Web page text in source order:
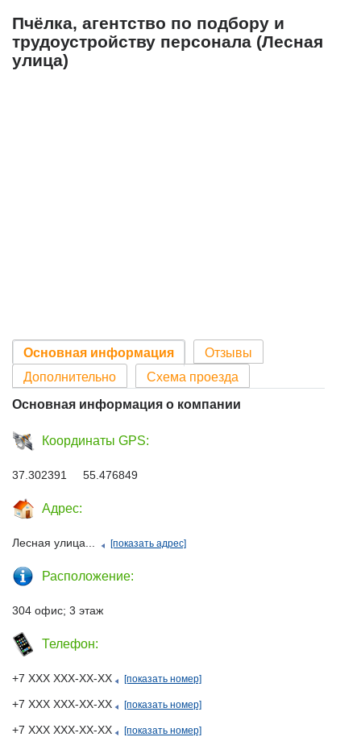
Пчёлка, агентство по подбору и
трудоустройству персонала (Лесная
улица)
Основная информация
Отзывы
Дополнительно
Схема проезда
Основная информация о компании
Координаты GPS:
37.302391 55.476849
Адрес:
Лесная улица... [показать адрес]
Расположение:
304 офис; 3 этаж
Телефон:
+7 ХХХ ХХХ-ХХ-ХХ [показать номер]
+7 ХХХ ХХХ-ХХ-ХХ [показать номер]
+7 ХХХ ХХХ-ХХ-ХХ [показать номер]